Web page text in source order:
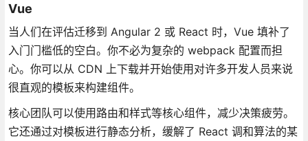
Vue
当人们在评估迁移到 Angular 2 或 React 时，Vue 填补了
入门门槛低的空白。你不必为复杂的 webpack 配置而担
心。你可以从 CDN 上下载并开始使用对许多开发人员来说
很直观的模板来构建组件。
核心团队可以使用路由和样式等核心组件，减少决策疲劳。
它还通过对模板进行静态分析，缓解了 React 调和算法的某